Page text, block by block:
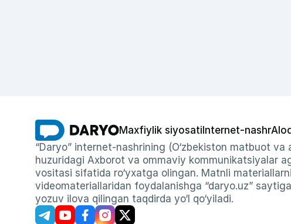
Maxfiylik siyosati Internet-nashr
“Daryo” internet-nashrining (O‘zbekiston matbuot
huzuridagi Axborot va ommaviy kommunikatsiyalar
vositasi sifatida ro‘yxatga olingan. Matnli
videomateriallaridan foydalanishga “daryo.uz”
yozuv ilova qilingan taqdirda yo‘l qo‘yiladi.